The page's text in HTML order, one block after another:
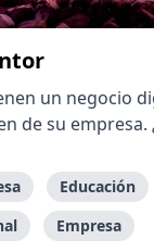
un negocio
de su empresa.
Educación
Empresa